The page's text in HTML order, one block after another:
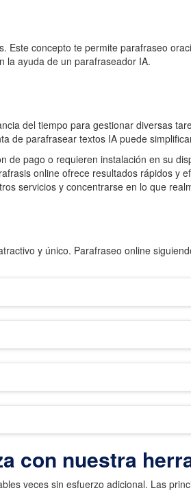
concepto te permite parafraseo
la ayuda de un parafraseador IA.
del tiempo para gestionar diversas
de parafrasear textos IA puede
pago o requieren instalación en su
online ofrece resultados rápidos y
servicios y concentrarse en lo que
y único. Parafraseo online
con nuestra
veces sin esfuerzo adicional. Las